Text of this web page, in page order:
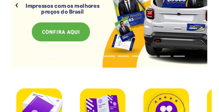
Previous Next